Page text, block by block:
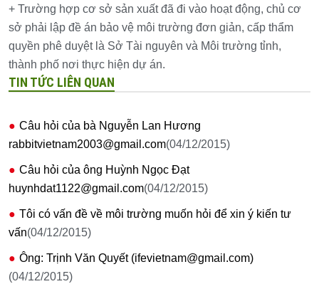
+ Trường hợp cơ sở sản xuất đã đi vào hoạt động, chủ cơ
sở phải lập đề án bảo vệ môi trường đơn giản, cấp thẩm
quyền phê duyệt là Sở Tài nguyên và Môi trường tỉnh,
thành phố nơi thực hiện dự án.
TIN TỨC LIÊN QUAN
Câu hỏi của bà Nguyễn Lan Hương
rabbitvietnam2003@gmail.com(04/12/2015)
Câu hỏi của ông Huỳnh Ngọc Đạt
huynhdat1122@gmail.com(04/12/2015)
Tôi có vấn đề về môi trường muốn hỏi để xin ý kiến tư
vấn(04/12/2015)
Ông: Trịnh Văn Quyết (ifevietnam@gmail.com)
(04/12/2015)